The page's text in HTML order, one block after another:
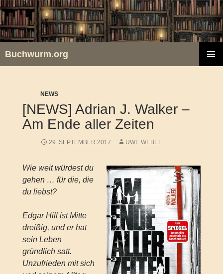
Zum
Inhalt
springen
Buchwurm.org
NEWS
[NEWS] Adrian J. Walker –
Am Ende aller Zeiten
29. SEPTEMBER 2017 UWE WEBEL
Wie weit würdest du
gehen … für die, die
du liebst?
Edgar Hill ist Mitte
dreißig, und er hat
sein Leben
gründlich satt.
Unzufrieden mit sich